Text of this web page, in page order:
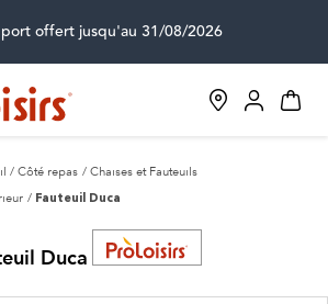
port offert jusqu'au 31/08/2026
Côté repas
Chaises et Fauteuils
Fauteuil Duca
Duca